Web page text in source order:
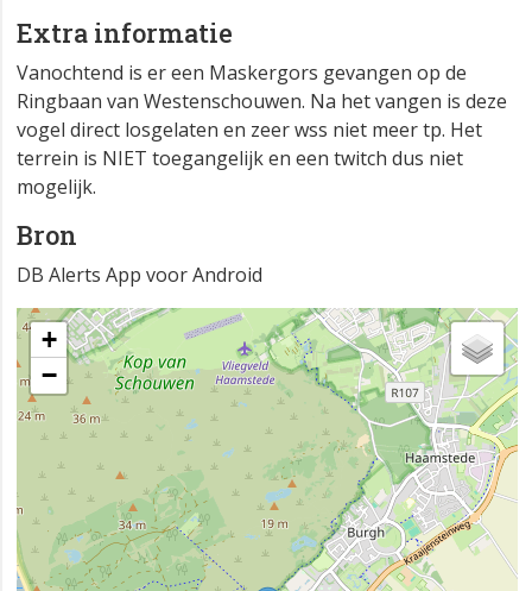
Extra informatie
Vanochtend is er een Maskergors gevangen op de
Ringbaan van Westenschouwen. Na het vangen is deze
vogel direct losgelaten en zeer wss niet meer tp. Het
terrein is NIET toegangelijk en een twitch dus niet
mogelijk.
Bron
DB Alerts App voor Android
+
−